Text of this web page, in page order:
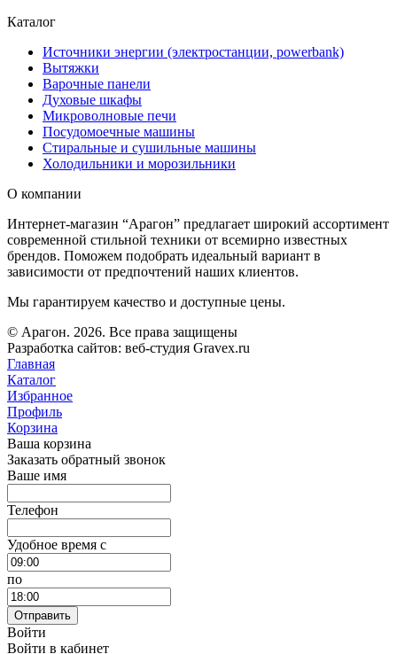
Каталог
Источники энергии (электростанции, powerbank)
Вытяжки
Варочные панели
Духовые шкафы
Микроволновые печи
Посудомоечные машины
Стиральные и сушильные машины
Холодильники и морозильники
О компании
Интернет-магазин “Арагон” предлагает широкий ассортимент
современной стильной техники от всемирно известных
брендов. Поможем подобрать идеальный вариант в
зависимости от предпочтений наших клиентов.
Мы гарантируем качество и доступные цены.
© Арагон. 2026. Все права защищены
Разработка сайтов: веб-студия Gravex.ru
Главная
Каталог
Избранное
Профиль
Корзина
Ваша корзина
Заказать обратный звонок
Ваше имя
Телефон
Удобное время c
по
Отправить
Войти
Войти в кабинет